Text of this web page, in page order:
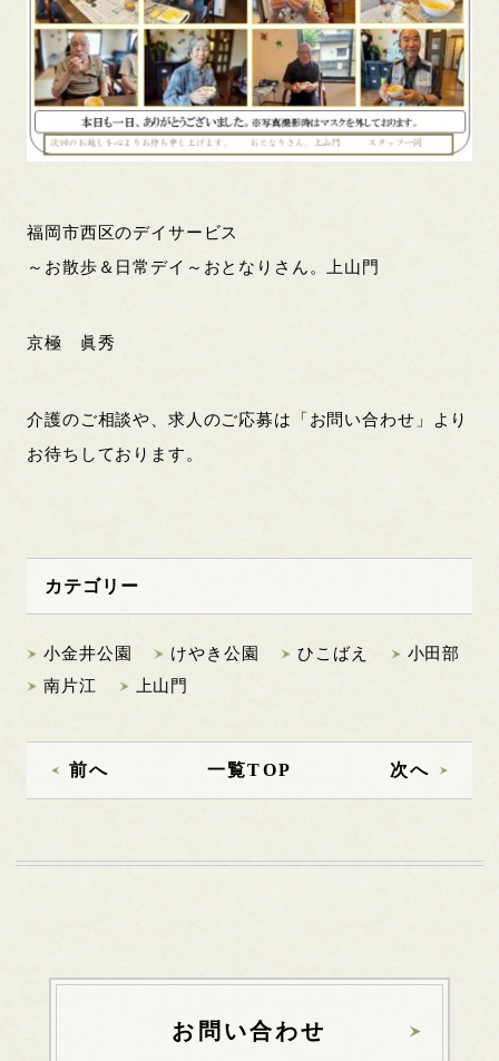
福岡市西区のデイサービス
～お散歩＆日常デイ～おとなりさん。上山門
京極 眞秀
介護のご相談や、求人のご応募は「お問い合わせ」より
お待ちしております。
カテゴリー
小金井公園 けやき公園 ひこばえ
小田部
南片江
上山門
前へ 一覧TOP 次へ
お問い合わせ